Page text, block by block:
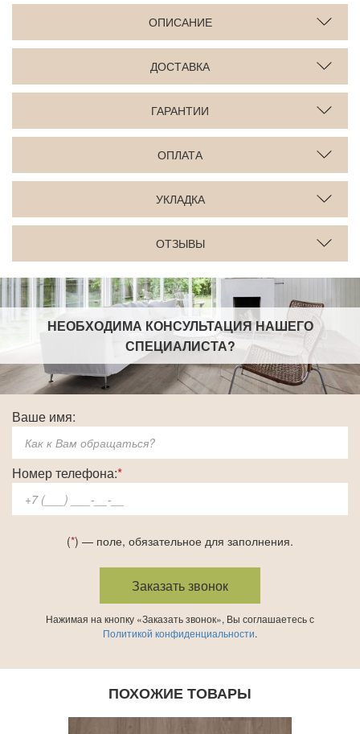
ОПИСАНИЕ
ДОСТАВКА
ГАРАНТИИ
ОПЛАТА
УКЛАДКА
ОТЗЫВЫ
НЕОБХОДИМА КОНСУЛЬТАЦИЯ НАШЕГО
СПЕЦИАЛИСТА?
Ваше имя:
Номер телефона:*
(*) — поле, обязательное для заполнения.
Нажимая на кнопку «Заказать звонок», Вы соглашаетесь с
Политикой конфиденциальности.
ПОХОЖИЕ ТОВАРЫ